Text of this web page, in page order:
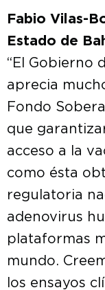
Fabio Vilas-
Estado de
“El Gobierno
aprecia
Fondo
que
acceso a la
como ésta
regulatoria
adenovirus
plataformas
mundo.
los ensayos